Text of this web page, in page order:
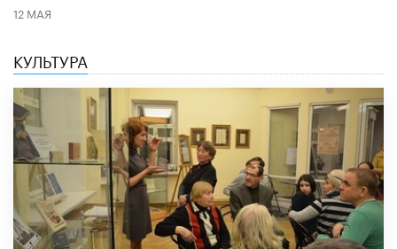
12 МАЯ
КУЛЬТУРА